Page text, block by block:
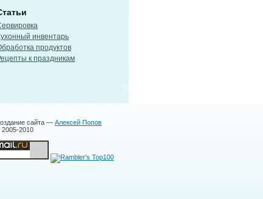
инвентарь
продуктов
к праздникам
сайта — Алексей Попов
2010